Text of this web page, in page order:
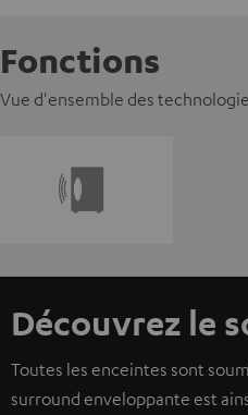
Fonctions
Vue d'ensemble des
Découvrez le
Toutes les enceintes sont
surround enveloppante est